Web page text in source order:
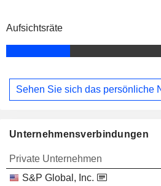
Aufsichtsräte
Sehen Sie sich das persönliche
Unternehmensverbindungen
Private Unternehmen
S&P Global, Inc.